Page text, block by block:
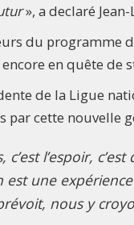
», a declaré
du programme
en quête de
de la Ligue
par cette nouvelle
l’espoir,
est une
nous y